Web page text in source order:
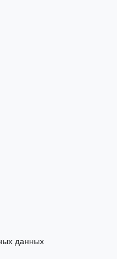
данных